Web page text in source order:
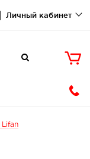
Личный кабинет
 
Lifan